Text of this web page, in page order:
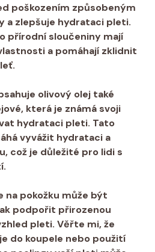
poškozením způsobeným
a‌ zlepšuje hydrataci ⁢pleti.
​přírodní⁤ sloučeniny mají⁢
a ⁢pomáhají zklidnit
olivový olej také
která je známá svoji
hydrataci pleti. Tato
vyvážit ⁢hydrataci ⁤a
což je důležité pro⁢ lidi s
na‍ pokožku ⁢může být
podpořit‍ přirozenou
pleti. Věřte mi,⁢ že
do‍ koupele⁣ nebo⁢ použití